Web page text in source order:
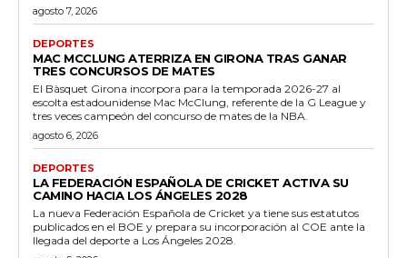
agosto 7, 2026
DEPORTES
MAC MCCLUNG ATERRIZA EN GIRONA TRAS GANAR
TRES CONCURSOS DE MATES
El Bàsquet Girona incorpora para la temporada 2026-27 al
escolta estadounidense Mac McClung, referente de la G League y
tres veces campeón del concurso de mates de la NBA.
agosto 6, 2026
DEPORTES
LA FEDERACIÓN ESPAÑOLA DE CRICKET ACTIVA SU
CAMINO HACIA LOS ÁNGELES 2028
La nueva Federación Española de Cricket ya tiene sus estatutos
publicados en el BOE y prepara su incorporación al COE ante la
llegada del deporte a Los Ángeles 2028.